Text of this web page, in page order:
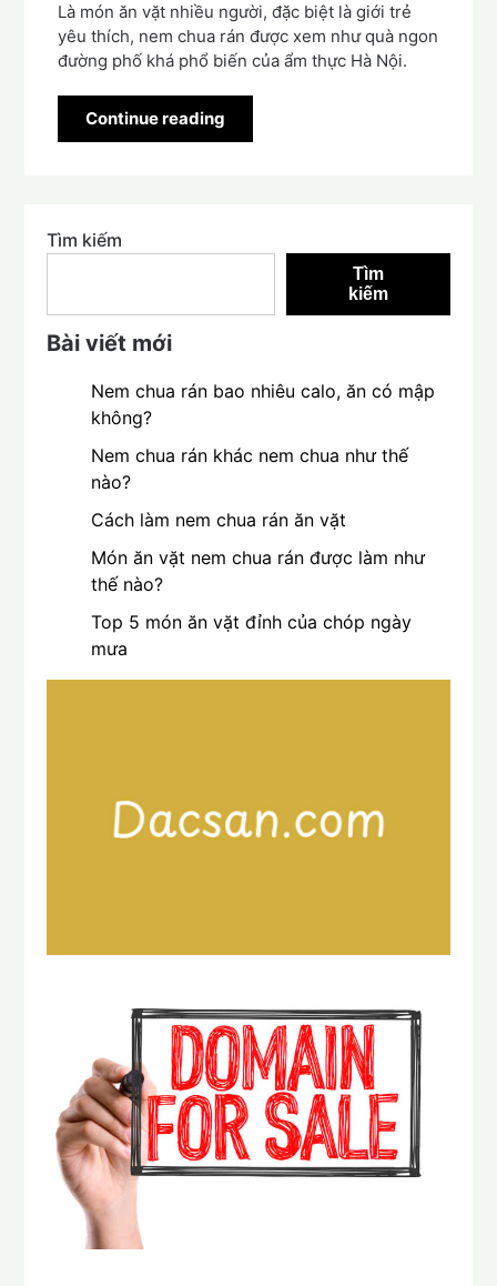
Là món ăn vặt nhiều người, đặc biệt là giới trẻ
yêu thích, nem chua rán được xem như quà ngon
đường phố khá phổ biến của ẩm thực Hà Nội.
Continue reading
Tìm kiếm
Tìm
kiếm
Bài viết mới
Nem chua rán bao nhiêu calo, ăn có mập
không?
Nem chua rán khác nem chua như thế
nào?
Cách làm nem chua rán ăn vặt
Món ăn vặt nem chua rán được làm như
thế nào?
Top 5 món ăn vặt đỉnh của chóp ngày
mưa